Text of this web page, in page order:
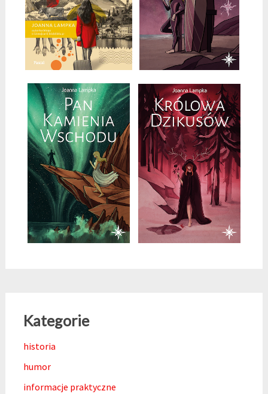
Kategorie
historia
humor
informacje praktyczne